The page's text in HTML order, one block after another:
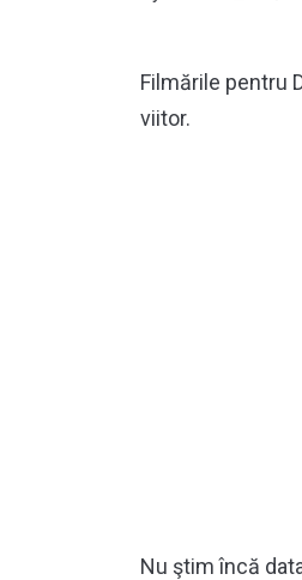
Filmările pentru
viitor.
Nu ştim încă